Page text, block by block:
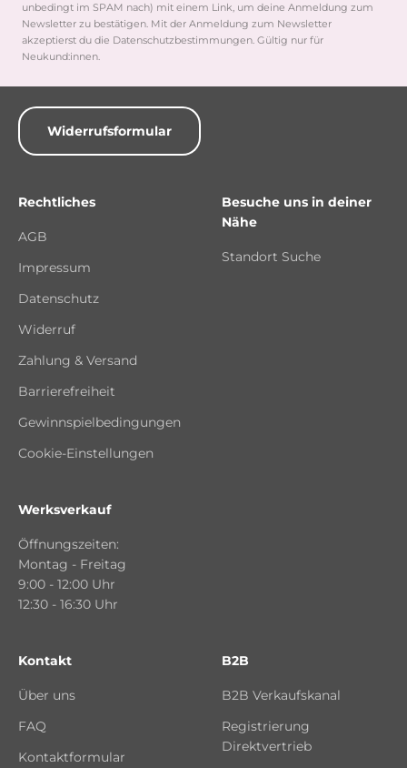
unbedingt im SPAM nach) mit einem Link, um deine Anmeldung zum
Newsletter zu bestätigen. Mit der Anmeldung zum Newsletter
akzeptierst du die Datenschutzbestimmungen. Gültig nur für
Neukund:innen.
Widerrufsformular
Rechtliches
AGB
Impressum
Datenschutz
Widerruf
Zahlung & Versand
Barrierefreiheit
Gewinnspielbedingungen
Cookie-Einstellungen
Besuche uns in deiner
Nähe
Standort Suche
Werksverkauf
Öffnungszeiten:
Montag - Freitag
9:00 - 12:00 Uhr
12:30 - 16:30 Uhr
Kontakt
Über uns
FAQ
Kontaktformular
B2B
B2B Verkaufskanal
Registrierung
Direktvertrieb